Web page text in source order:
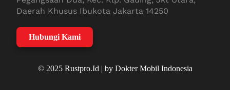
Daerah Khusus Ibukota Jakarta 14250
Hubungi Kami
© 2025 Rustpro.Id | by Dokter Mobil Indonesia